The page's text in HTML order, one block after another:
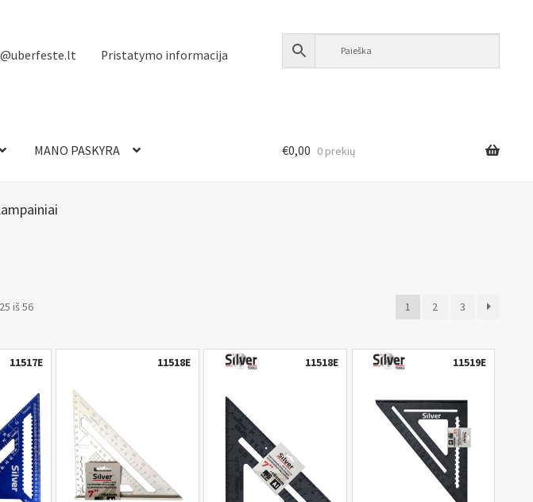
Pristatymo informacija
MANO PASKYRA €0,00 0 prekių
iš 56 1 2 3
11517E 11518E 11518E 11519E